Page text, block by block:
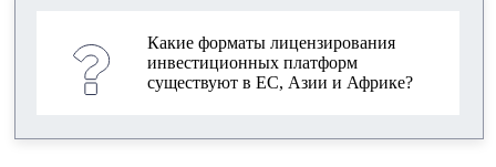
Какие форматы лицензирования
инвестиционных платформ
существуют в ЕС, Азии и Африке?